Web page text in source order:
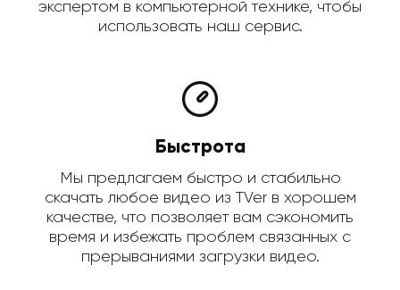
экспертом в компьютерной технике, чтобы
использовать наш сервис.
Быстрота
Мы предлагаем быстро и стабильно
скачать любое видео из TVer в хорошем
качестве, что позволяет вам сэкономить
время и избежать проблем связанных с
прерываниями загрузки видео.